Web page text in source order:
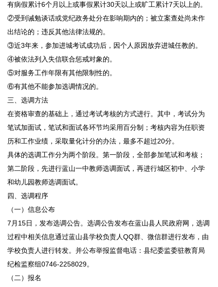
有病假累计6个月以上或事假累计30天以上或旷工累计7天以上的。
②受到诫勉谈话或党纪政务处分在影响期内的；被立案查处尚未作
出结论的；违反其他法律法规的。
③近3年来，参加进城考试成功后，因个人原因放弃进城任教的。
④被依法列入失信联合惩戒对象的。
⑤对服务工作年限有其他限制性的。
⑥有其他不能参加选调情况的。
三、选调方法
在资格审查的基础上，通过考试考核的方式进行。其中，考试分为
笔试加面试，笔试和面试各环节均采用百分制；考核内容为任职资
历和工作业绩，采取量化计分的办法，最多不超过20分。
具体的选调工作分为两个阶段。第一阶段，全部参加笔试和考核；
第二阶段，先进行蓝山一中教师选调面试，再进行城区初中、小学
和幼儿园教师选调面试。
四、选调程序
（一）信息公布
7月15日，发布选调公告。选调公告发布在蓝山县人民政府网，选调
过程中相关信息通过蓝山县学校负责人QQ群、微信群进行发布，由
学校负责人进行转发。并公布举报监督电话：县纪委监委驻教育局
纪检监察组0746-2258029。
（二）报名